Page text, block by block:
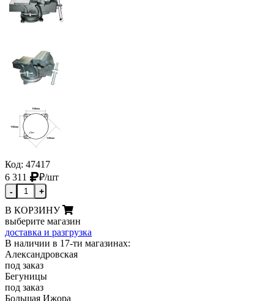
Код: 47417
6 311
₽/шт
- +
В КОРЗИНУ
выберите магазин
доставка и разгрузка
В наличии в 17-ти магазинах:
Александровская
под заказ
Бегуницы
под заказ
Большая Ижора